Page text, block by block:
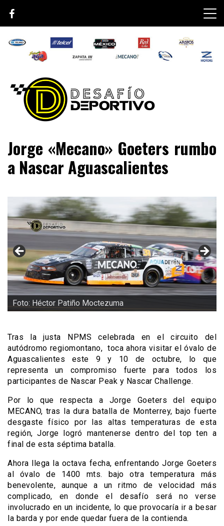
content
Desafío Deportivo
Jorge «Mecano» Goeters rumbo
a Nascar Aguascalientes
Foto: Héctor Patiño Moctezuma
Tras la justa NPMS celebrada en el circuito del
autódromo regiomontano, toca ahora visitar el óvalo de
Aguascalientes este 9 y 10 de octubre, lo que
representa un compromiso fuerte para todos los
participantes de Nascar Peak y Nascar Challenge.
Por lo que respecta a Jorge Goeters del equipo
MECANO, tras la dura batalla de Monterrey, bajo fuerte
desgaste físico por las altas temperaturas de esta
región, Jorge logró mantenerse dentro del top ten a
final de esta séptima batalla.
Ahora llega la octava fecha, enfrentando Jorge Goeters
al óvalo de 1400 mts. bajo otra temperatura más
benevolente, aunque a un ritmo de velocidad más
complicado, en donde el desafío será no verse
involucrado en un incidente, lo que provocaría ir a besar
la barda y por ende quedar fuera de la contienda.